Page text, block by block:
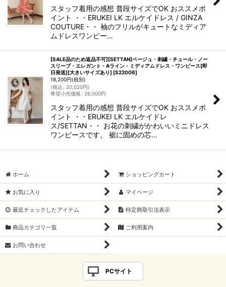
スタッフ着用の感想 普段サイズでOK おススメポ
イント ・・ERUKEI LK エルケイドレス / GINZA
COUTURE・・ 袖のフリルがキュートなミディア
ムドレスワンピー…
[SALE品のため返品不可][SETTAN]ベージュ・刺繍・チュール・ノー
スリーブ・エレガント・Aライン・ミディアムドレス・ワンピース[即
日発送][大きいサイズあり] [S22006]
18,200円(税別)
(税込 : 20,020円)
希望小売価格: 26,000円
スタッフ着用の感想 普段サイズでOK おススメポ
イント ・・ERUKEI LK エルケイドレ
ス/SETTAN・・ お花の刺繍がかわいいミニドレス
ワンピースです。 裾に固めの芯…
ホーム ショッピングカート
お気に入り マイページ
最近チェックしたアイテム 特定商取引法表示
商品カテゴリ一覧 ご利用案内
お問い合わせ
PCサイト